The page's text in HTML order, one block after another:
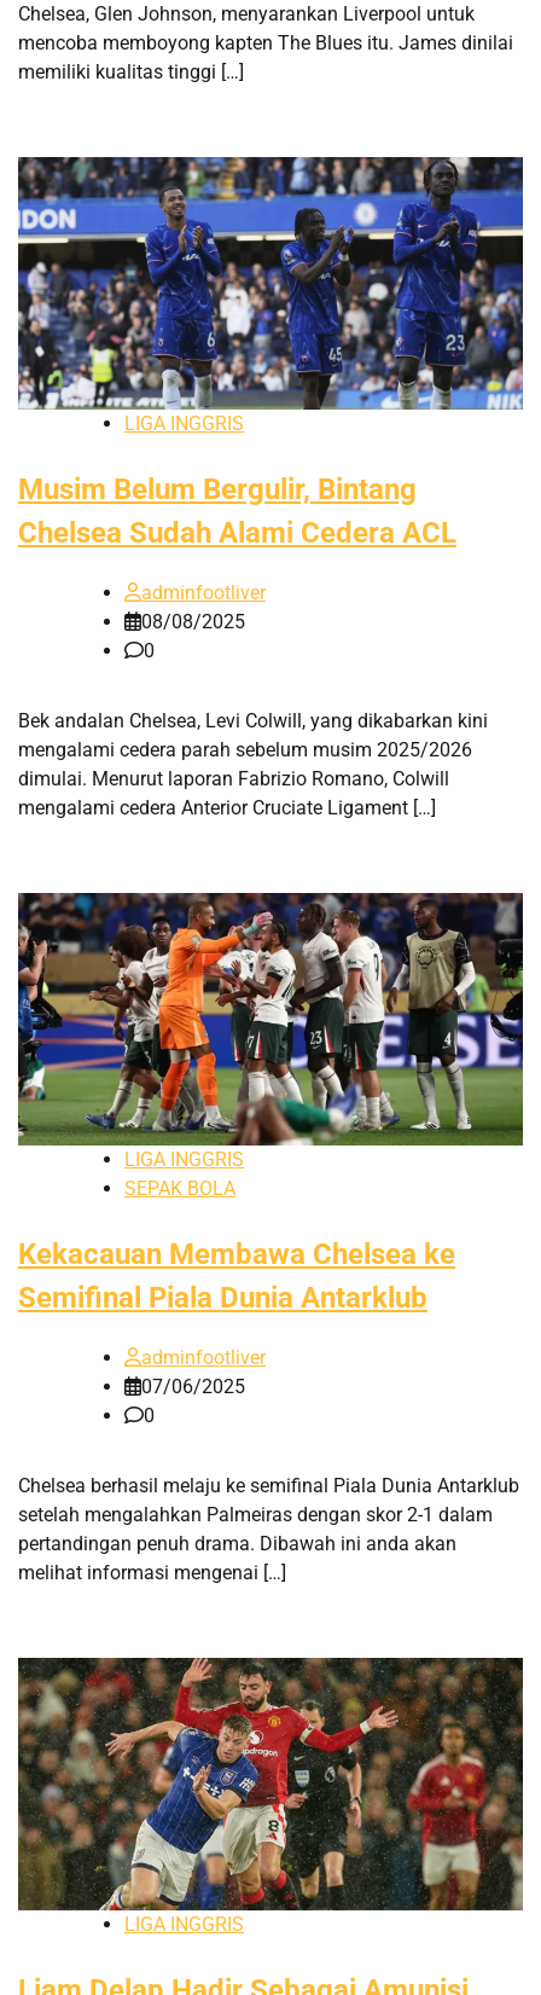
Chelsea, Glen Johnson, menyarankan Liverpool untuk
mencoba memboyong kapten The Blues itu. James dinilai
memiliki kualitas tinggi […]
LIGA INGGRIS
Musim Belum Bergulir, Bintang
Chelsea Sudah Alami Cedera ACL
adminfootliver
08/08/2025
0
Bek andalan Chelsea, Levi Colwill, yang dikabarkan kini
mengalami cedera parah sebelum musim 2025/2026
dimulai. Menurut laporan Fabrizio Romano, Colwill
mengalami cedera Anterior Cruciate Ligament […]
LIGA INGGRIS
SEPAK BOLA
Kekacauan Membawa Chelsea ke
Semifinal Piala Dunia Antarklub
adminfootliver
07/06/2025
0
Chelsea berhasil melaju ke semifinal Piala Dunia Antarklub
setelah mengalahkan Palmeiras dengan skor 2-1 dalam
pertandingan penuh drama. Dibawah ini anda akan
melihat informasi mengenai […]
LIGA INGGRIS